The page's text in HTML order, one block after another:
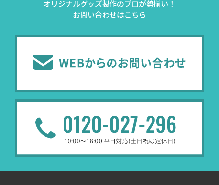
オリジナルグッズ製作のプロが勢揃い！
お問い合わせはこちら